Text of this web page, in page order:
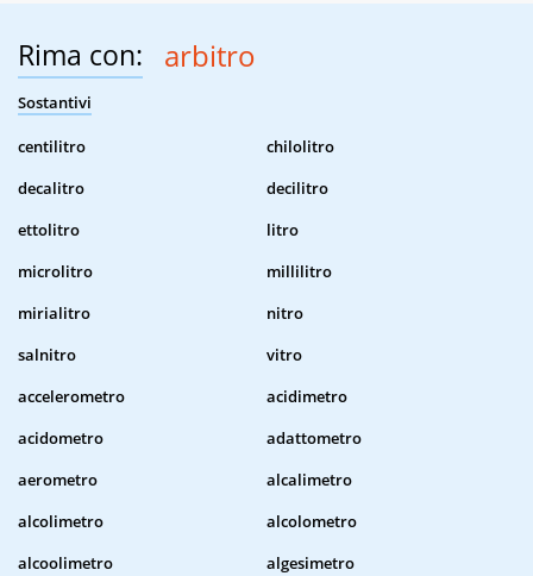
Rima con: arbitro
Sostantivi
centilitro
chilolitro
decalitro
decilitro
ettolitro
litro
microlitro
millilitro
mirialitro
nitro
salnitro
vitro
accelerometro
acidimetro
acidometro
adattometro
aerometro
alcalimetro
alcolimetro
alcolometro
alcoolimetro
algesimetro